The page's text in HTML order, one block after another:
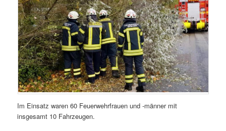
Im Einsatz waren 60 Feuerwehrfrauen und -männer mit
insgesamt 10 Fahrzeugen.